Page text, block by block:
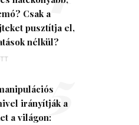
Csak a
pusztítja el,
nélkül?
irányítják a
a világon:5